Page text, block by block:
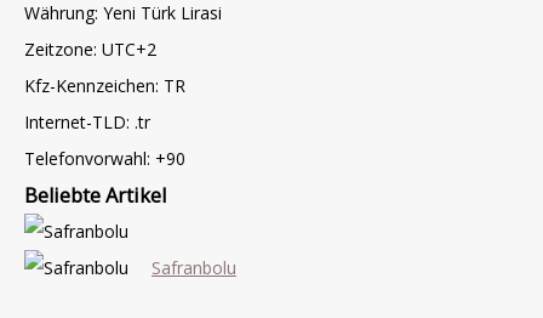
Währung: Yeni Türk Lirasi
Zeitzone: UTC+2
Kfz-Kennzeichen: TR
Internet-TLD: .tr
Telefonvorwahl: +90
Beliebte Artikel
Safranbolu